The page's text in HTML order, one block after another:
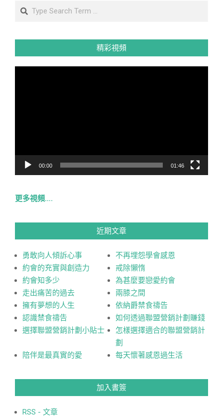
Search
精彩視頻
00:00 01:46
更多視頻….
近期文章
勇敢向人傾訴心事
不再埋怨學會感恩
約會的充實與創造力
戒除懶惰
約會知多少
為甚麼要戀愛約會
走出痛苦的過去
兩膝之間
擁有夢想的人生
依納爵禁食禱告
認識禁食禱告
如何透過聯盟營銷計劃賺錢
選擇聯盟營銷計劃小貼士
怎樣選擇適合的聯盟營銷計
劃
陪伴是最真實的愛
每天懷著感恩過生活
加入書簽
RSS - 文章